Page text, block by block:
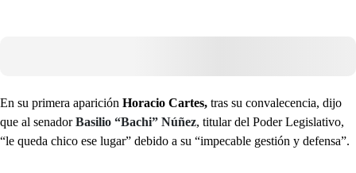
En su primera aparición Horacio Cartes, tras su convalecencia, dijo
que al senadorBasilio “Bachi” Núñez, titular del Poder Legislativo,
“le queda chico ese lugar” debido a su “impecable gestión y defensa”.